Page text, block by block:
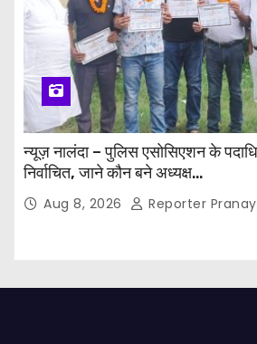
न्यूज़ नालंदा – पुलिस एसोसिएशन के
निर्वाचित, जाने कौन बने अध्यक्ष…
Aug 8, 2026 Reporter Pranay